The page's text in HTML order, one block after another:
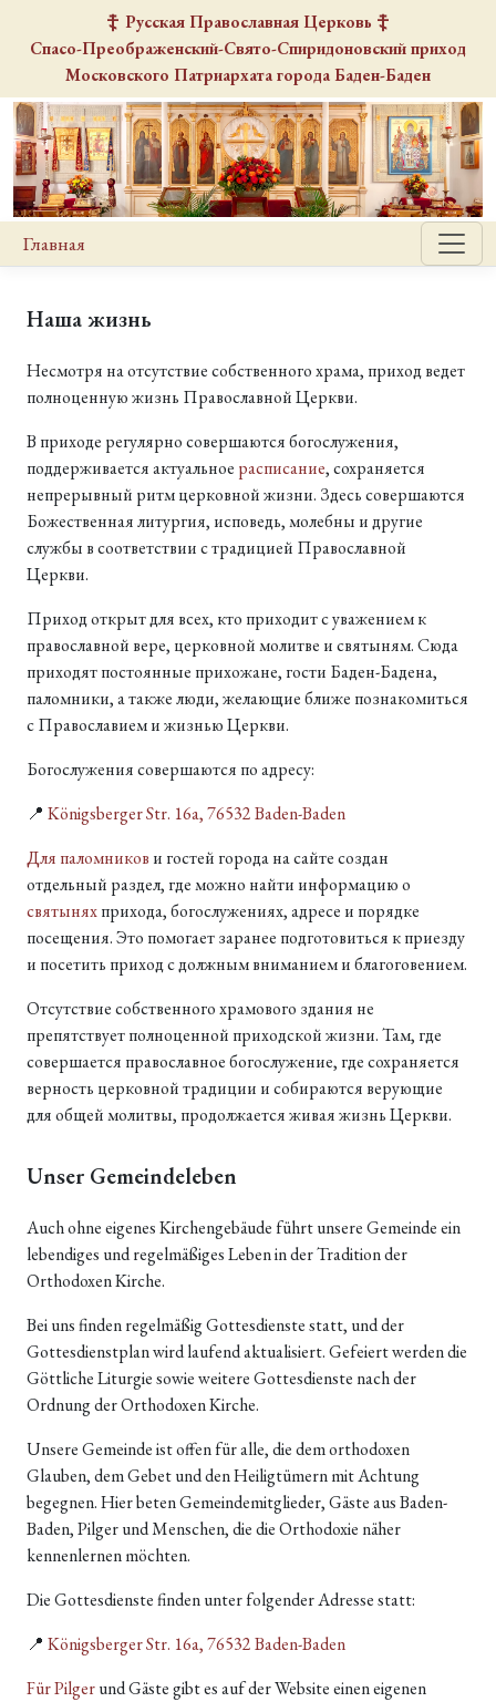
Русская Православная Церковь
Спасо-Преображенский-Свято-Спиридоновский приход
Московского Патриархата города Баден-Баден
Главная
Наша жизнь
Несмотря на отсутствие собственного храма, приход ведет
полноценную жизнь Православной Церкви.
В приходе регулярно совершаются богослужения,
поддерживается актуальное расписание, сохраняется
непрерывный ритм церковной жизни. Здесь совершаются
Божественная литургия, исповедь, молебны и другие
службы в соответствии с традицией Православной
Церкви.
Приход открыт для всех, кто приходит с уважением к
православной вере, церковной молитве и святыням. Сюда
приходят постоянные прихожане, гости Баден-Бадена,
паломники, а также люди, желающие ближе познакомиться
с Православием и жизнью Церкви.
Богослужения совершаются по адресу:
📍 Königsberger Str. 16a, 76532 Baden-Baden
Для паломников и гостей города на сайте создан
отдельный раздел, где можно найти информацию о
святыняхприхода, богослужениях, адресе и порядке
посещения. Это помогает заранее подготовиться к приезду
и посетить приход с должным вниманием и благоговением.
Отсутствие собственного храмового здания не
препятствует полноценной приходской жизни. Там, где
совершается православное богослужение, где сохраняется
верность церковной традиции и собираются верующие
для общей молитвы, продолжается живая жизнь Церкви.
Unser Gemeindeleben
Auch ohne eigenes Kirchengebäude führt unsere Gemeinde ein
lebendiges und regelmäßiges Leben in der Tradition der
Orthodoxen Kirche.
Bei uns finden regelmäßig Gottesdienste statt, und der
Gottesdienstplan wird laufend aktualisiert. Gefeiert werden die
Göttliche Liturgie sowie weitere Gottesdienste nach der
Ordnung der Orthodoxen Kirche.
Unsere Gemeinde ist offen für alle, die dem orthodoxen
Glauben, dem Gebet und den Heiligtümern mit Achtung
begegnen. Hier beten Gemeindemitglieder, Gäste aus Baden-
Baden, Pilger und Menschen, die die Orthodoxie näher
kennenlernen möchten.
Die Gottesdienste finden unter folgender Adresse statt:
📍 Königsberger Str. 16a, 76532 Baden-Baden
Für Pilgerund Gäste gibt es auf der Website einen eigenen